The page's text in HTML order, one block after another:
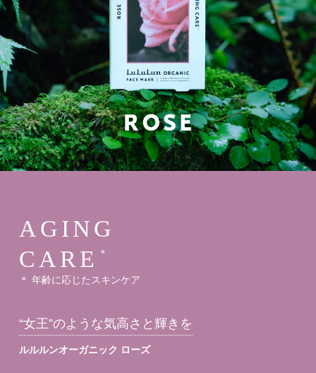
AGING
CARE
＊
＊ 年齢に応じたスキンケア
“女王”のような気高さと輝きを
ルルルンオーガニック ローズ